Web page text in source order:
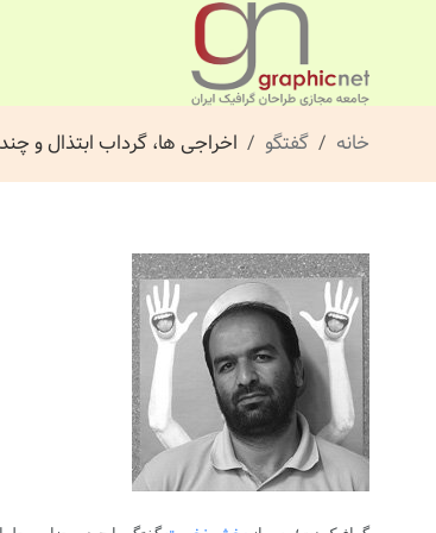
خانه گفتگو اخراجی ها، گرداب ابتذال و